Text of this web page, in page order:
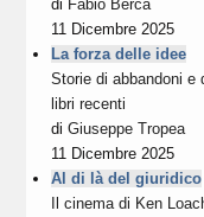
di Fabio Berca
11 Dicembre 2025
La forza delle idee
Storie di abbandoni e
libri recenti
diGiuseppe Tropea
11 Dicembre 2025
Al di là del giuridico
Il cinema di Ken